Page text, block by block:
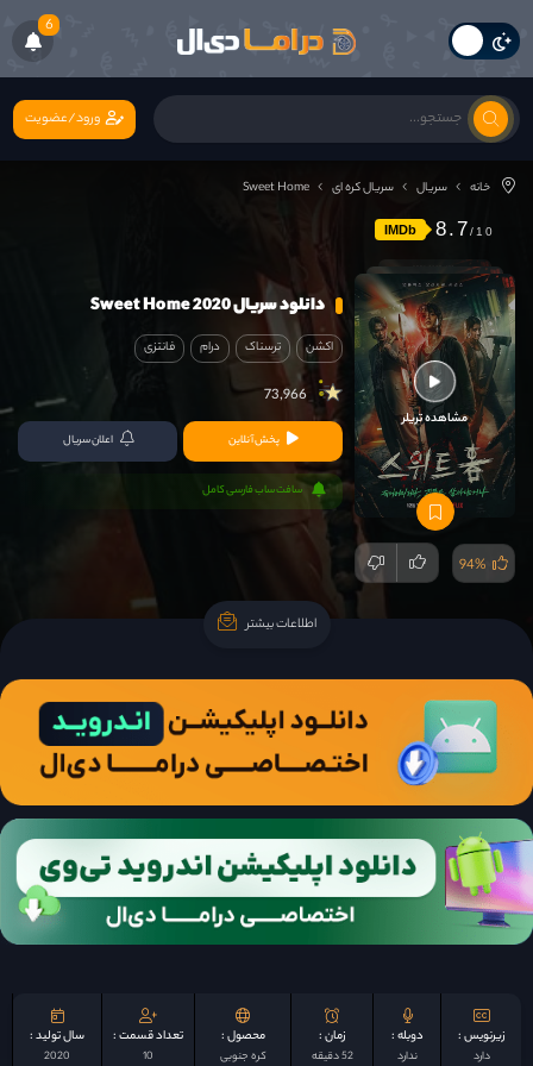
6
ورود/عضویت
خانه سریال سریال کره ای Sweet Home
IMDb 8.7
مشاهده تریلر
94%
دانلود سریال Sweet Home 2020
اکشن ترسناک درام فانتزی
73,966
پخش آنلاین اعلان سریال
سافت ساب فارسی کامل
اطلاعات بیشتر
زیرنویس :
دارد
دوبله :
ندارد
زمان :
52 دقیقه
محصول :
کره جنوبی
تعداد قسمت :
10
سال تولید :
2020